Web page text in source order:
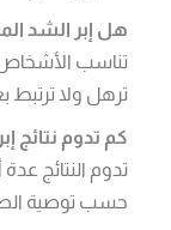
هل إبر الشد
تناسب الأشخاص
ترهل ولا ترتبط
كم تدوم نتائج
تدوم النتائج
حسب توصية